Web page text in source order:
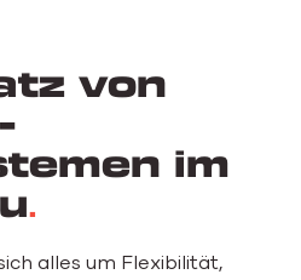
von
im
alles um Flexibilität,